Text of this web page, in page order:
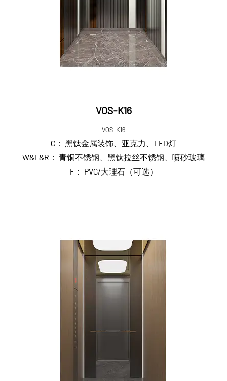
VOS-K16
VOS-K16
C： 黑钛金属装饰、亚克力、LED灯
W&L&R： 青铜不锈钢、黑钛拉丝不锈钢、喷砂玻璃
F： PVC/大理石（可选）